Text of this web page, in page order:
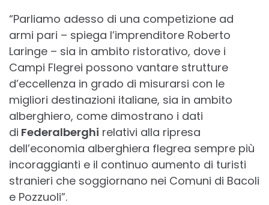
“Parliamo adesso di una competizione ad
armi pari – spiega l’imprenditore Roberto
Laringe – sia in ambito ristorativo, dove i
Campi Flegrei possono vantare strutture
d’eccellenza in grado di misurarsi con le
migliori destinazioni italiane, sia in ambito
alberghiero, come dimostrano i dati
di Federalberghi relativi alla ripresa
dell’economia alberghiera flegrea sempre più
incoraggianti e il continuo aumento di turisti
stranieri che soggiornano nei Comuni di Bacoli
e Pozzuoli”.